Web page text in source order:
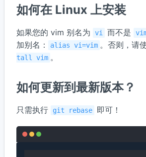
如何在 Linux 上安装
如果您的 vim 别名为 vi 而不是
加别名：
alias vi=vim 。否则，请
tall vim 。
如何更新到最新版本？
只需执行 git rebase 即可！